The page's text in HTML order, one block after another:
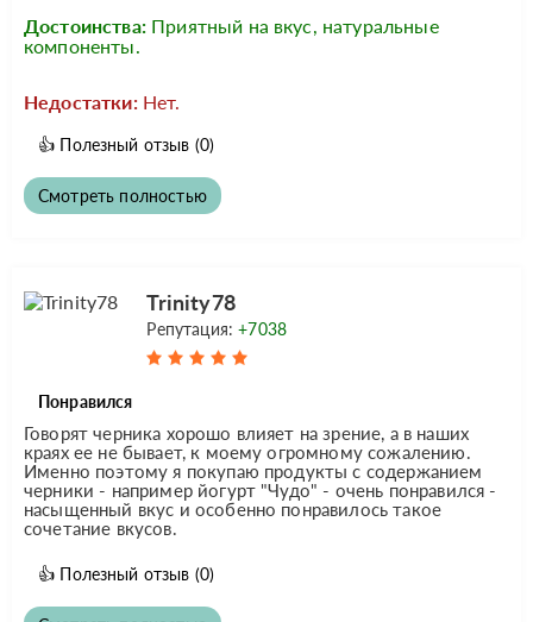
Достоинства: Приятный на вкус, натуральные
компоненты.
Недостатки: Нет.
👍 Полезный отзыв (0)
Смотреть полностью
Trinity78
Репутация:+7038
Понравился
Говорят черника хорошо влияет на зрение, а в наших
краях ее не бывает, к моему огромному сожалению.
Именно поэтому я покупаю продукты с содержанием
черники - например йогурт "Чудо" - очень понравился -
насыщенный вкус и особенно понравилось такое
сочетание вкусов.
👍 Полезный отзыв (0)